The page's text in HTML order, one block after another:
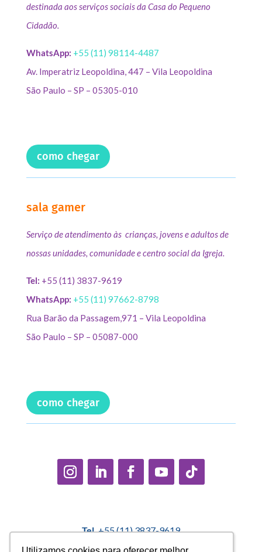
destinada aos serviços sociais da Casa do Pequeno
Cidadão.
WhatsApp: +55 (11) 98114-4487
Av. Imperatriz Leopoldina, 447 – Vila Leopoldina
São Paulo – SP – 05305-010
como chegar
sala gamer
Serviço de atendimento às crianças, jovens e adultos de
nossas unidades, comunidade e centro social da Igreja.
Tel: +55 (11) 3837-9619
WhatsApp: +55 (11) 97662-8798
Rua Barão da Passagem,971 – Vila Leopoldina
São Paulo – SP – 05087-000
como chegar
Tel.+55 (11) 3837-9619